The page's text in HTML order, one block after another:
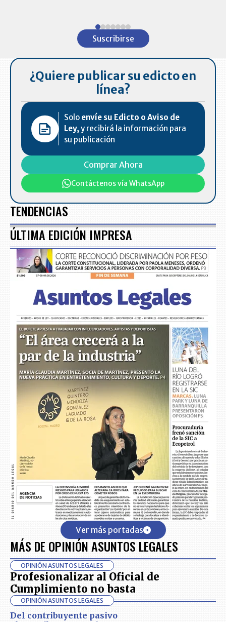
Suscribirse
¿Quiere publicar su edicto en
línea?
Solo envíe su Edicto o Aviso de
Ley,y recibirá la información para
su publicación
Comprar Ahora
Contáctenos vía WhatsApp
TENDENCIAS
ÚLTIMA EDICIÓN IMPRESA
Ver más portadas
MÁS DE OPINIÓN ASUNTOS LEGALES
OPINIÓN ASUNTOS LEGALES
Profesionalizar al Oficial de
Cumplimiento no basta
OPINIÓN ASUNTOS LEGALES
Del contribuyente pasivo